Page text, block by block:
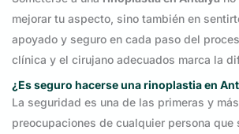
mejorar tu aspecto, sino también en
apoyado y seguro en cada paso del
clínica y el cirujano adecuados marca la
¿Es seguro hacerse una rinoplastia en
La seguridad es una de las primeras y
preocupaciones de cualquier persona que